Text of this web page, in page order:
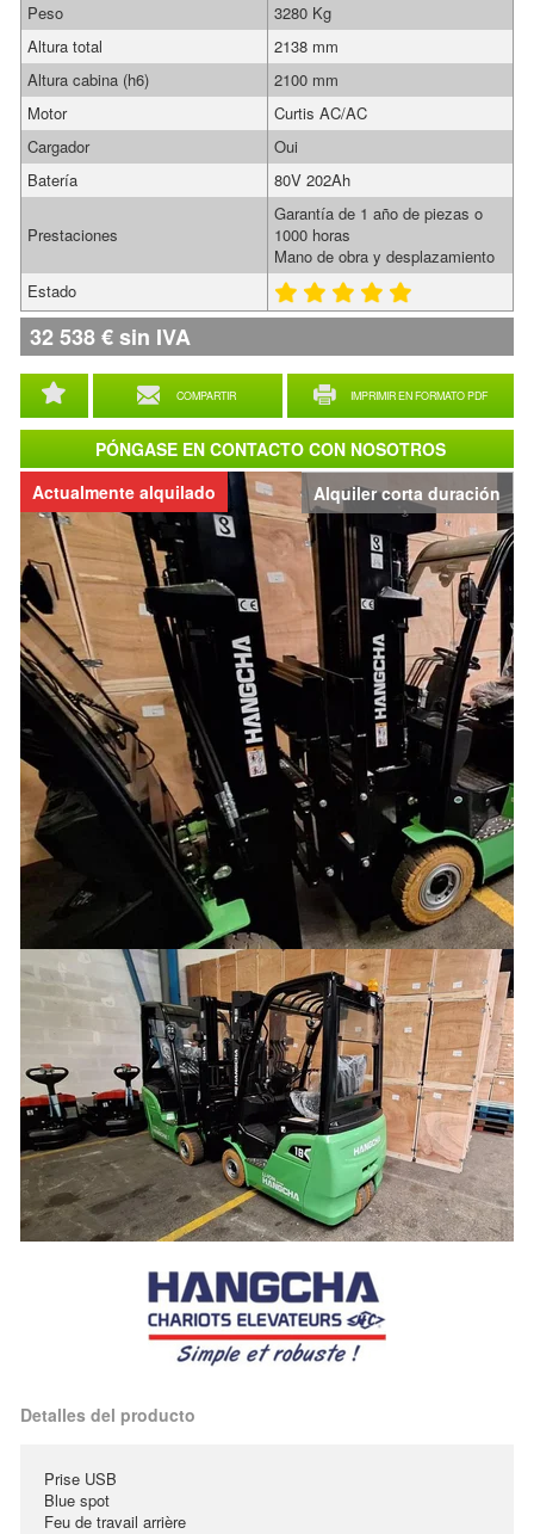
Alquiler corta duración
Actualmente alquilado
COMPARTIR IMPRIMIR EN FORMATO PDF
Peso
3280 Kg
Altura total
2138 mm
Altura cabina (h6)
2100 mm
Motor
Curtis AC/AC
Cargador
Oui
Batería
80V 202Ah
Prestaciones
Garantía de 1 año de piezas o
1000 horas
Mano de obra y desplazamiento
Estado
32 538€sin IVA
Detalles del producto
Prise USB
Blue spot
Feu de travail arrière
PÓNGASE EN CONTACTO CON NOSOTROS